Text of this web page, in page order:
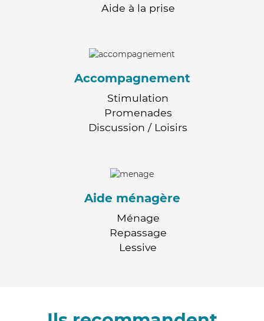
Aide à la prise
Accompagnement
Stimulation
Promenades
Discussion / Loisirs
Aide ménagère
Ménage
Repassage
Lessive